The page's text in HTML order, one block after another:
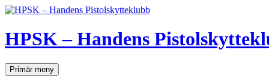
Hoppa
innehåll
HPSK – Handens
SökPrimär meny